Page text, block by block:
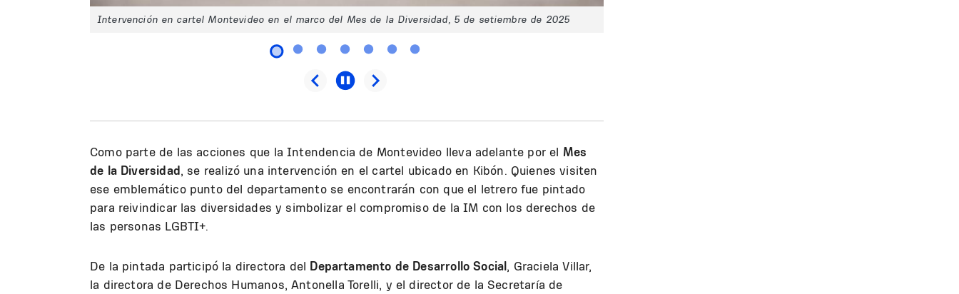
Intervención en cartel Montevideo en el marco del Mes de la Diversidad, 5 de setiembre de 2025
Como parte de las acciones que la Intendencia de Montevideo lleva adelante por el Mes
de la Diversidad, se realizó una intervención en el cartel ubicado en Kibón. Quienes visiten
ese emblemático punto del departamento se encontrarán con que el letrero fue pintado
para reivindicar las diversidades y simbolizar el compromiso de la IM con los derechos de
las personas LGBTI+.
De la pintada participó la directora del Departamento de Desarrollo Social, Graciela Villar,
la directora de Derechos Humanos, Antonella Torelli, y el director de la Secretaría de